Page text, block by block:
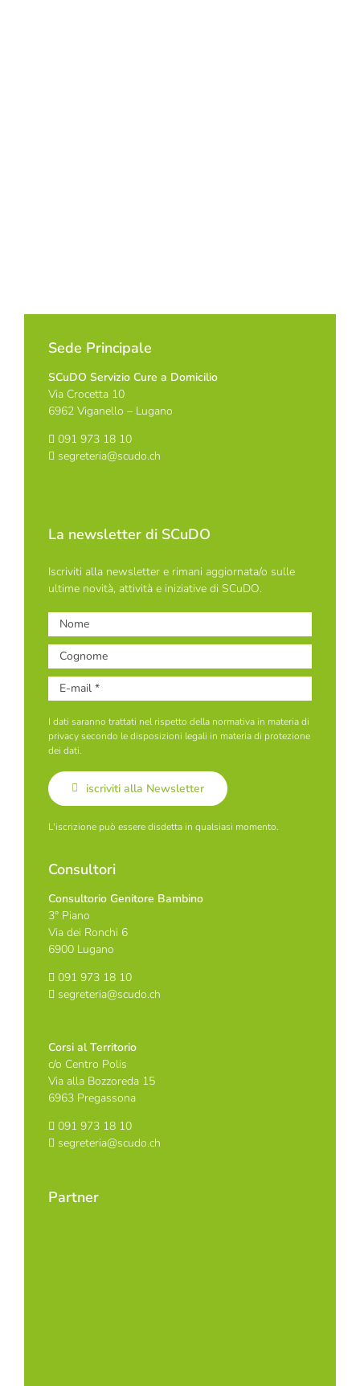
Sede Principale
SCuDO Servizio Cure a Domicilio
Via Crocetta 10
6962 Viganello – Lugano
091 973 18 10
segreteria@scudo.ch
La newsletter di SCuDO
Iscriviti alla newsletter e rimani aggiornata/o sulle
ultime novità, attività e iniziative di SCuDO.
I dati saranno trattati nel rispetto della normativa in materia di
privacy secondo le disposizioni legali in materia di protezione
dei dati.
iscriviti alla Newsletter
L'iscrizione può essere disdetta in qualsiasi momento.
Consultori
Consultorio Genitore Bambino
3° Piano
Via dei Ronchi 6
6900 Lugano
091 973 18 10
segreteria@scudo.ch
Corsi al Territorio
c/o Centro Polis
Via alla Bozzoreda 15
6963 Pregassona
091 973 18 10
segreteria@scudo.ch
Partner